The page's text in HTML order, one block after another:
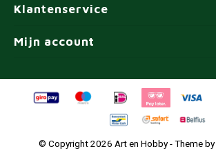
Klantenservice
Mijn account
© Copyright 2026 Art en Hobby - Theme by